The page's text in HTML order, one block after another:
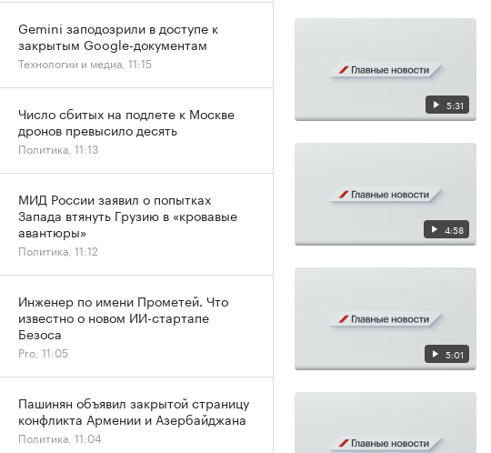
5:31
4:58
5:01
Gemini заподозрили в доступе к
закрытым Google-документам
Технологии и медиа, 11:15
Число сбитых на подлете к Москве
дронов превысило десять
Политика, 11:13
МИД России заявил о попытках
Запада втянуть Грузию в «кровавые
авантюры»
Политика, 11:12
Инженер по имени Прометей. Что
известно о новом ИИ-стартапе
Безоса
Pro, 11:05
Пашинян объявил закрытой страницу
конфликта Армении и Азербайджана
Политика, 11:04